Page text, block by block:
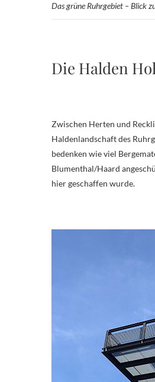
Das grüne Ruhrgebiet – Blick
Die Halden
Zwischen Herten und
Haldenlandschaft des
bedenken wie viel
Blumenthal/Haard
hier geschaffen wurde.